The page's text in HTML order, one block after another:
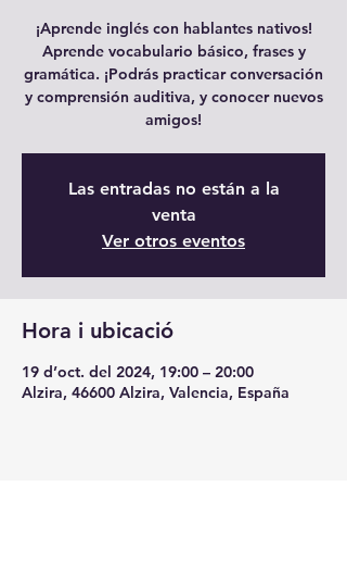
¡Aprende inglés con hablantes nativos!
Aprende vocabulario básico, frases y
gramática. ¡Podrás practicar conversación
y comprensión auditiva, y conocer nuevos
amigos!
Las entradas no están a la
venta
Ver otros eventos
Hora i ubicació
19 d’oct. del 2024, 19:00 – 20:00
Alzira, 46600 Alzira, Valencia, España